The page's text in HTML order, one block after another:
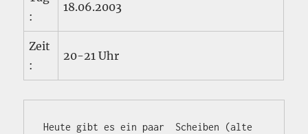
:
18.06.2003
Zeit
:
20-21 Uhr
Heute gibt es ein paar  Scheiben (alte